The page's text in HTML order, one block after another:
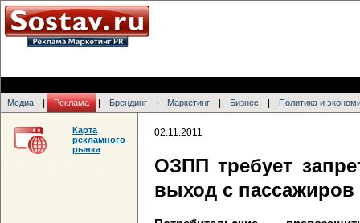
Медиа Реклама Брендинг Маркетинг Бизнес Политика и
02.11.2011
ОЗПП требует
выход с пассажиров
Карта
рекламного
рынка